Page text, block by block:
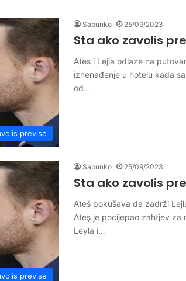
previse
Sapunko 25/09/2023
Sta ako zavolis
Ates i Lejla odlaze na
iznenađenje u hotelu kada
od…
previse
Sapunko 25/09/2023
Sta ako zavolis
Ateš pokušava da zadrži
Ateş je pocijepao zahtjev za
Leyla i…